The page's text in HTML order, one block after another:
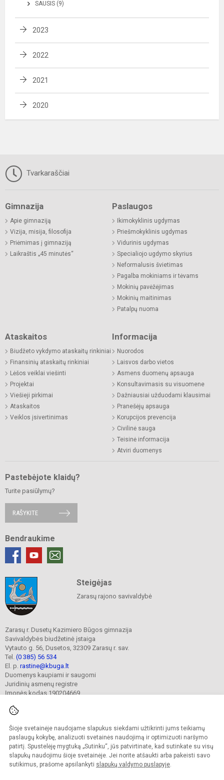
Šioje svetainėje naudojame slapukus siekdami užtikrinti jums teikiamų
paslaugų kokybę, analizuoti svetainės naudojimą ir optimizuoti naršymo
patirtį. Spustelėję mygtuką „Sutinku“, jūs patvirtinate, kad sutinkate su visų
slapukų naudojimu šioje svetainėje. Jei norite atšaukti arba pakeisti savo
sutikimus, prašome apsilankyti slapukų valdymo puslapyje.
SAUSIS (9)
2023
2022
2021
2020
Tvarkaraščiai
Gimnazija
Apie gimnaziją
Vizija, misija, filosofija
Priėmimas į gimnaziją
Laikraštis „45 minutės“
Paslaugos
Ikimokyklinis ugdymas
Priešmokyklinis ugdymas
Vidurinis ugdymas
Specialiojo ugdymo skyrius
Neformalusis švietimas
Pagalba mokiniams ir tėvams
Mokinių pavėžėjimas
Mokinių maitinimas
Patalpų nuoma
Ataskaitos
Biudžeto vykdymo ataskaitų rinkiniai
Finansinių ataskaitų rinkiniai
Lėšos veiklai viešinti
Projektai
Viešieji pirkimai
Ataskaitos
Veiklos įsivertinimas
Informacija
Nuorodos
Laisvos darbo vietos
Asmens duomenų apsauga
Konsultavimasis su visuomene
Dažniausiai užduodami klausimai
Pranešėjų apsauga
Korupcijos prevencija
Civilinė sauga
Teisinė informacija
Atviri duomenys
Pastebėjote klaidų?
Turite pasiūlymų?
RAŠYKITE
Bendraukime
Steigėjas
Zarasų rajono savivaldybė
Zarasų r. Dusetų Kazimiero Būgos gimnazija
Savivaldybės biudžetinė įstaiga
Vytauto g. 56, Dusetos, 32309 Zarasų r. sav.
Tel. (0 385) 56 534
El. p. rastine@kbuga.lt
Duomenys kaupiami ir saugomi
Juridinių asmenų registre
Įmonės kodas 190204669
© 2023. Zarasų r. Dusetų Kazimiero Būgos gimnazija. Visos teisės saugomos.
Kopijuoti turinį be raštiško gimnazijos sutikimo griežtai draudžiama.
Prieinamumo paraiška Slapukų valdymas
Sumanus būdas atnaujinti